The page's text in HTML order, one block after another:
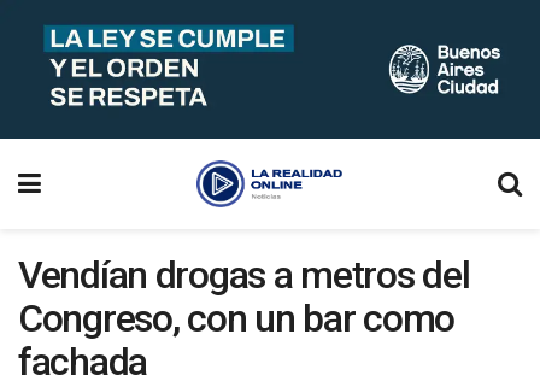
Vendían drogas a metros del
Congreso, con un bar como
fachada